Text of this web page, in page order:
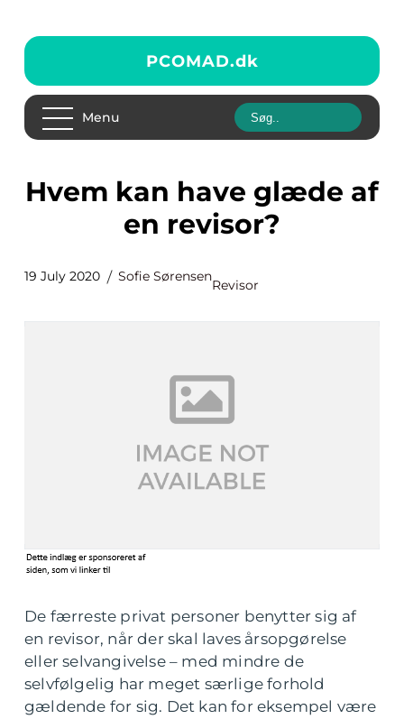
PCOMAD.dk
Menu
Hvem kan have glæde af
en revisor?
19 July 2020 Sofie Sørensen
Revisor
De færreste privat personer benytter sig af
en revisor, når der skal laves årsopgørelse
eller selvangivelse – med mindre de
selvfølgelig har meget særlige forhold
gældende for sig. Det kan for eksempel være